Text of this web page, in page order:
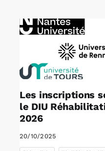
Rechercher:
Annonces emploi
Les inscriptions
le DIU
2026
20/10/2025,